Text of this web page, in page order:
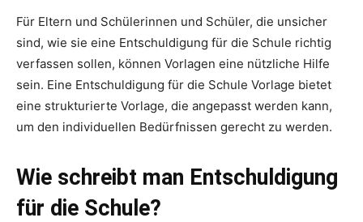
Für Eltern und Schülerinnen und Schüler, die unsicher
sind, wie sie eine Entschuldigung für die Schule richtig
verfassen sollen, können Vorlagen eine nützliche Hilfe
sein. Eine Entschuldigung für die Schule Vorlage bietet
eine strukturierte Vorlage, die angepasst werden kann,
um den individuellen Bedürfnissen gerecht zu werden.
Wie schreibt man Entschuldigung
für die Schule?